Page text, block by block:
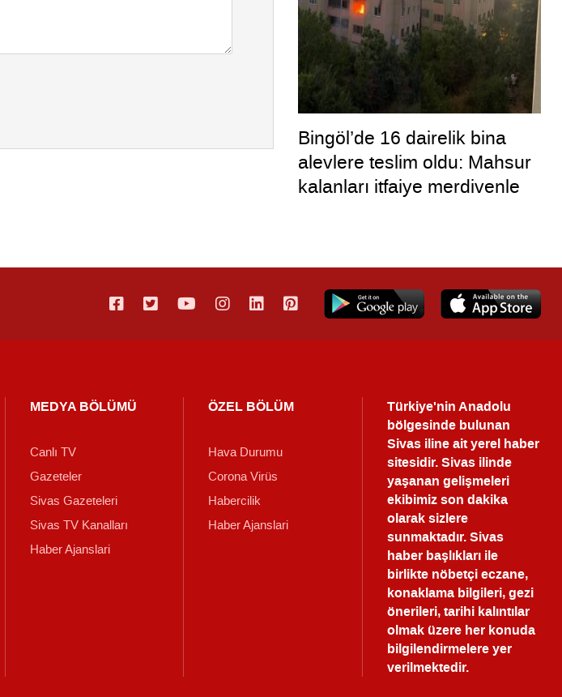
Bingöl’de 16 dairelik bina
alevlere teslim oldu: Mahsur
kalanları itfaiye merdivenle
MEDYA BÖLÜMÜ
Canlı TV
Gazeteler
Sivas Gazeteleri
Sivas TV Kanalları
Haber Ajanslari
ÖZEL BÖLÜM
Hava Durumu
Corona Virüs
Habercilik
Haber Ajanslari
Türkiye'nin Anadolu
bölgesinde bulunan
Sivas iline ait yerel haber
sitesidir. Sivas ilinde
yaşanan gelişmeleri
ekibimiz son dakika
olarak sizlere
sunmaktadır.Sivas
haberbaşlıkları ile
birlikte nöbetçi eczane,
konaklama bilgileri, gezi
önerileri, tarihi kalıntılar
olmak üzere her konuda
bilgilendirmelere yer
verilmektedir.